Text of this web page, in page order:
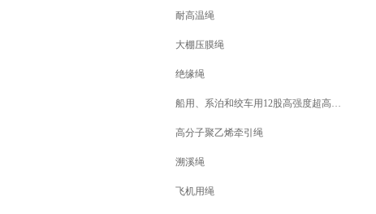
耐高温绳
大棚压膜绳
绝缘绳
船用、系泊和绞车用12股高强度超高分子量聚乙烯牵引绳
高分子聚乙烯牵引绳
溯溪绳
飞机用绳